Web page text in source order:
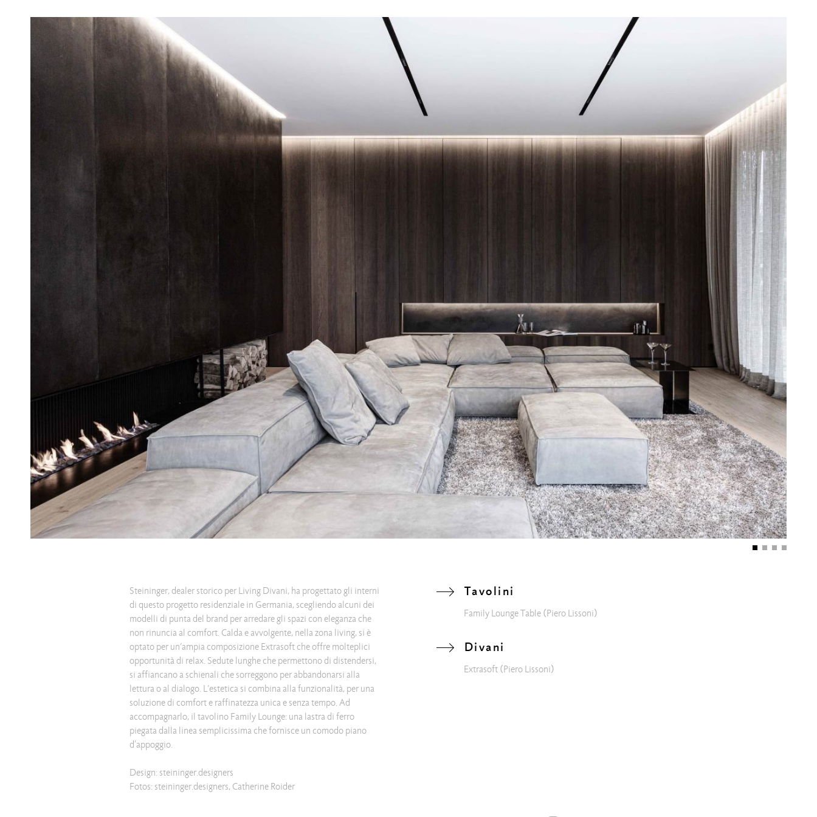
Steininger, dealer storico per Living Divani, ha progettato gli interni
di questo progetto residenziale in Germania, scegliendo alcuni dei
modelli di punta del brand per arredare gli spazi con eleganza che
non rinuncia al comfort. Calda e avvolgente, nella zona living, si è
optato per un’ampia composizione Extrasoft che offre molteplici
opportunità di relax. Sedute lunghe che permettono di distendersi,
si affiancano a schienali che sorreggono per abbandonarsi alla
lettura o al dialogo. L’estetica si combina alla funzionalità, per una
soluzione di comfort e raffinatezza unica e senza tempo. Ad
accompagnarlo, il tavolino Family Lounge: una lastra di ferro
piegata dalla linea semplicissima che fornisce un comodo piano
d'appoggio.
Design: steininger.designers
Fotos: steininger.designers, Catherine Roider
Tavolini
Family Lounge Table (Piero Lissoni)
Divani
Extrasoft (Piero Lissoni)